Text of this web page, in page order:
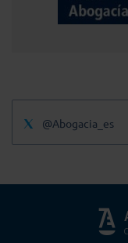
@Abogacia_es